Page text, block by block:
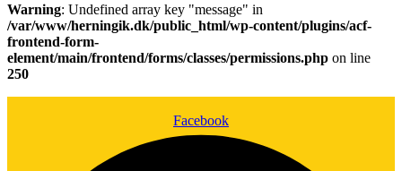
Warning: Undefined array key "message" in
/var/www/herningik.dk/public_html/wp-content/plugins/acf-
frontend-form-
element/main/frontend/forms/classes/permissions.php on line
250
Facebook